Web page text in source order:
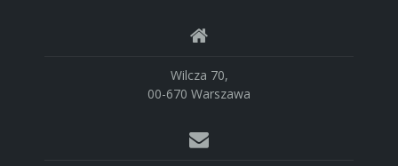
Wilcza 70,
00-670 Warszawa